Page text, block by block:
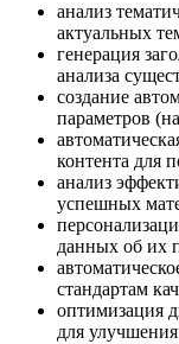
анализ
актуальных
генерация
анализа
создание
параметров
контента для
анализ
успешных
данных об их
стандартам
оптимизация
для